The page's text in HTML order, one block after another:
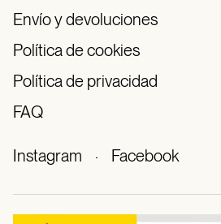
Envío y devoluciones
Política de cookies
Política de privacidad
FAQ
Instagram · Facebook